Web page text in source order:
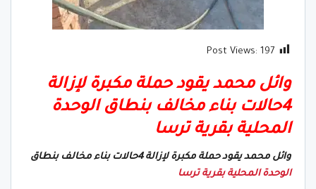
Post Views: 197
وائل محمد يقود حملة مكبرة لإزالة
4حالات بناء مخالف بنطاق الوحدة
المحلية بقرية ترسا
وائل محمد يقود حملة مكبرة لإزالة 4حالات بناء مخالف بنطاق
الوحدة المحلية بقرية ترسا